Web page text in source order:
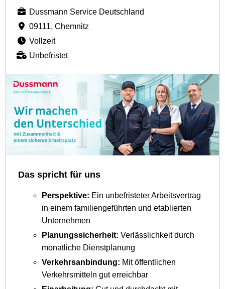
Dussmann Service Deutschland
09111, Chemnitz
Vollzeit
Unbefristet
Das spricht für uns
Perspektive: Ein unbefristeter Arbeitsvertrag
in einem familiengeführten und etablierten
Unternehmen
Planungssicherheit: Verlässlichkeit durch
monatliche Dienstplanung
Verkehrsanbindung: Mit öffentlichen
Verkehrsmitteln gut erreichbar